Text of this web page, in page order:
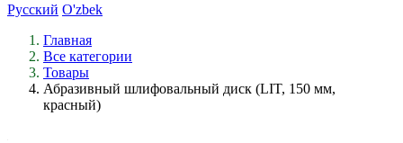
Русский O'zbek
Главная
Все категории
Товары
Абразивный шлифовальный диск (LIT, 150 мм,
красный)